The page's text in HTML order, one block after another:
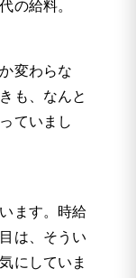
の給料。
変わらな
も、なんと
ていまし
ます。時給
は、そうい
にしていま